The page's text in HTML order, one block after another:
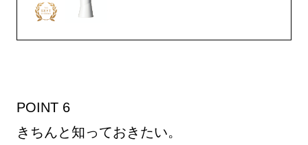
POINT 6
きちんと知っておきたい。